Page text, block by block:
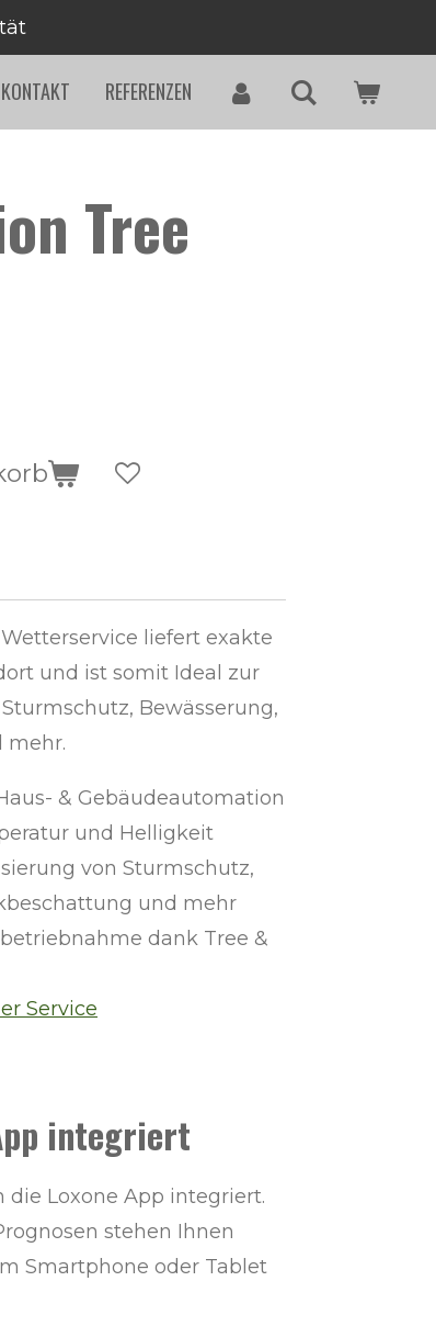
KONTAKT REFERENZEN
Tree
liefert exakte
und ist somit Ideal zur
Bewässerung,
mehr.
& Gebäudeautomation
und Helligkeit
von Sturmschutz,
und mehr
dank Tree &
Service
integriert
die Loxone App integriert.
stehen Ihnen
Smartphone oder Tablet